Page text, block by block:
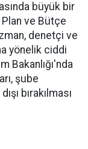
büyük bir
Plan ve Bütçe
denetçi ve
yönelik ciddi
Bakanlığı'nda
şube
bırakılması